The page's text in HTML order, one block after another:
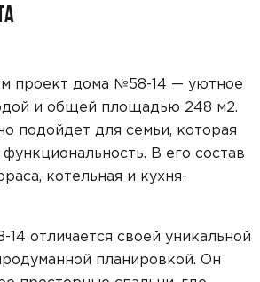
проект дома №58-14 — уютное
и общей площадью 248 м2.
подойдет для семьи, которая
В его состав
котельная и кухня-
отличается своей уникальной
планировкой. Он